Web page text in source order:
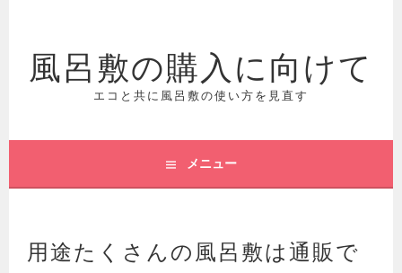
ス
ッ
風呂敷の購入に向けて
エコと共に風呂敷の使い方を見直す
メニュー
用途たくさんの風呂敷は通販で